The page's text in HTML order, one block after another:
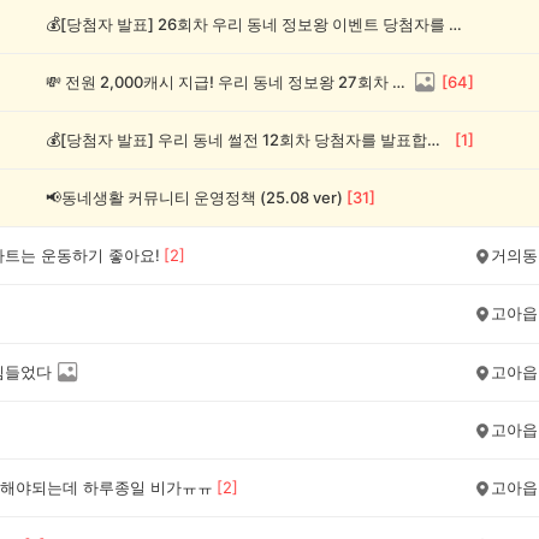
💰[당첨자 발표] 26회차 우리 동네 정보왕 이벤트 당첨자를 발표합니다!
💸 전원 2,000캐시 지급! 우리 동네 정보왕 27회차 (~8/10) [64]
💰[당첨자 발표] 우리 동네 썰전 12회차 당첨자를 발표합니다! [1]
📢동네생활 커뮤니티 운영정책 (25.08 ver) [31]
트는 운동하기 좋아요! [2] 거의동
고아읍
들었다 고아읍
고아읍
야되는데 하루종일 비가ㅠㅠ [2] 고아읍